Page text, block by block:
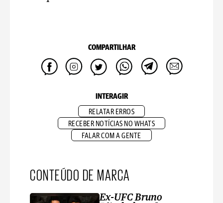
COMPARTILHAR
INTERAGIR
RELATAR ERROS
RECEBER NOTÍCIAS NO WHATS
FALAR COM A GENTE
CONTEÚDO DE MARCA
Ex-UFC Bruno